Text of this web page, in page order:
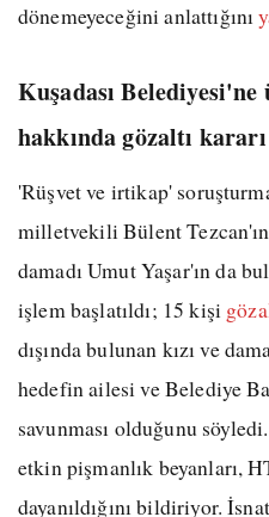
dönemeyeceğini anlattığını
Kuşadası
hakkında gözaltı kararı
'Rüşvet ve irtikap'
milletvekili Bülent
damadı Umut Yaşar'ın da
işlem başlatıldı; 15 kişi
dışında bulunan kızı ve
hedefin ailesi ve Belediye
savunması olduğunu
etkin pişmanlık beyanları,
dayanıldığını bildiriyor.